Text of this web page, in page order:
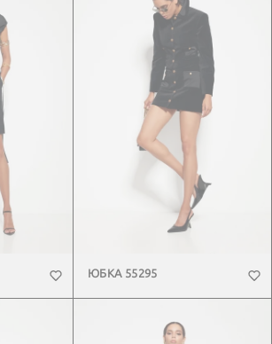
ЮБКА 55295